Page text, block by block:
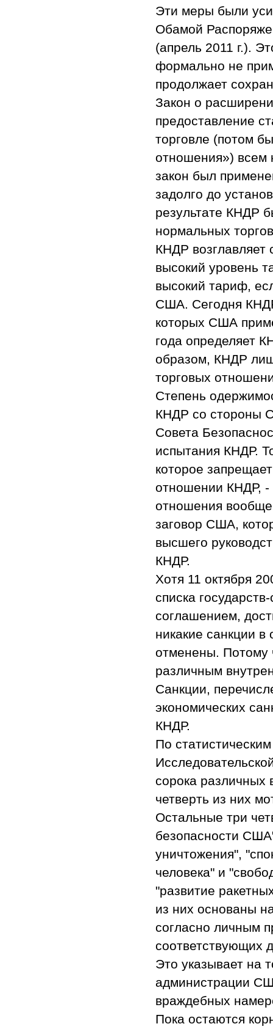
Эти меры были
Обамой
(апрель 2011 г.).
формально не
продолжает
Закон о
предоставление
торговле (потом
отношения») всем
закон был
задолго до
результате КНДР
нормальных
КНДР
высокий уровень
высокий тариф,
США. Сегодня
которых США
года определяет
образом, КНДР
торговых
Степень
КНДР со стороны
Совета
испытания КНДР.
которое
отношении КНДР, -
отношения
заговор США,
высшего
КНДР.
Хотя 11 октября
списка
соглашением,
никакие санкции
отменены. Потому
различным
Санкции,
экономических
КНДР.
По
сорока различных
четверть из них
Остальные три
безопасности
уничтожения",
человека" и
"развитие
из них основаны
согласно личным
соответствующих
Это указывает на
администрации
враждебных
Пока остаются